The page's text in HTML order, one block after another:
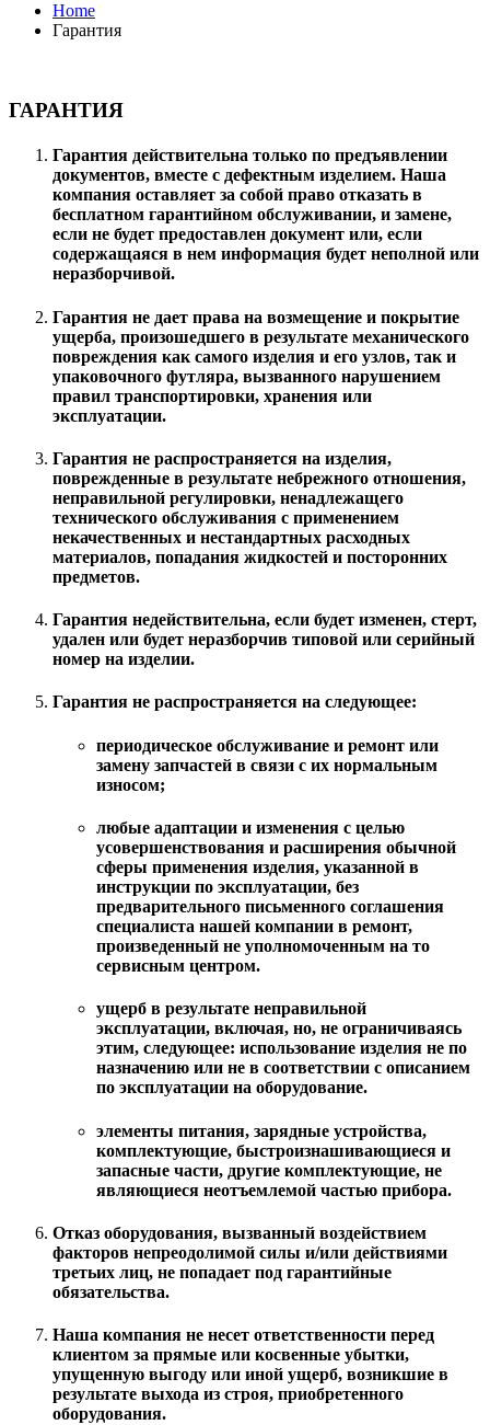
Home
Гарантия
ГАРАНТИЯ
Гарантия действительна только по предъявлении
документов, вместе с дефектным изделием. Наша
компания оставляет за собой право отказать в
бесплатном гарантийном обслуживании, и замене,
если не будет предоставлен документ или, если
содержащаяся в нем информация будет неполной или
неразборчивой.
Гарантия не дает права на возмещение и покрытие
ущерба, произошедшего в результате механического
повреждения как самого изделия и его узлов, так и
упаковочного футляра, вызванного нарушением
правил транспортировки, хранения или
эксплуатации.
Гарантия не распространяется на изделия,
поврежденные в результате небрежного отношения,
неправильной регулировки, ненадлежащего
технического обслуживания с применением
некачественных и нестандартных расходных
материалов, попадания жидкостей и посторонних
предметов.
Гарантия недействительна, если будет изменен, стерт,
удален или будет неразборчив типовой или серийный
номер на изделии.
Гарантия не распространяется на следующее:
периодическое обслуживание и ремонт или
замену запчастей в связи с их нормальным
износом;
любые адаптации и изменения с целью
усовершенствования и расширения обычной
сферы применения изделия, указанной в
инструкции по эксплуатации, без
предварительного письменного соглашения
специалиста нашей компании в ремонт,
произведенный не уполномоченным на то
сервисным центром.
ущерб в результате неправильной
эксплуатации, включая, но, не ограничиваясь
этим, следующее: использование изделия не по
назначению или не в соответствии с описанием
по эксплуатации на оборудование.
элементы питания, зарядные устройства,
комплектующие, быстроизнашивающиеся и
запасные части, другие комплектующие, не
являющиеся неотъемлемой частью прибора.
Отказ оборудования, вызванный воздействием
факторов непреодолимой силы и/или действиями
третьих лиц, не попадает под гарантийные
обязательства.
Наша компания не несет ответственности перед
клиентом за прямые или косвенные убытки,
упущенную выгоду или иной ущерб, возникшие в
результате выхода из строя, приобретенного
оборудования.